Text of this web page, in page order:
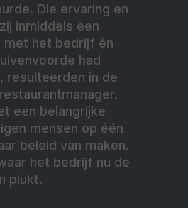
Die ervaring en
inmiddels een
met het bedrijf én
had
resulteerden in de
een belangrijke
mensen op één
beleid van maken.
het bedrijf nu de
plukt.